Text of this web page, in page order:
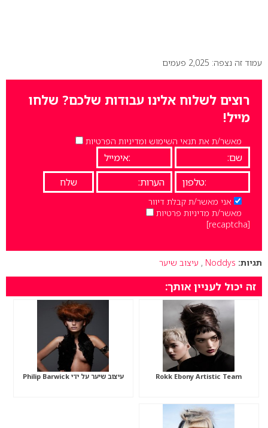
עמוד זה נצפה: 2,025 פעמים
רוצים לשלוח אלינו עבודות שלכם? שלחו
מייל!
מאשר/ת את תנאי השימוש ומדיניות הפרטיות
אני מאשר/ת קבלת דיוור
מאשר/ת מדיניות פרטיות
[recaptcha]
תגיות: Noddys
, עיצוב שיער
זה יכול לעניין אותך:
Rokk Ebony Artistic Team עיצוב שיער על ידי Philip Barwick